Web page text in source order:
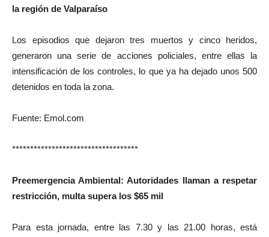
la región de Valparaíso
Los episodios que dejaron tres muertos y cinco heridos,
generaron una serie de acciones policiales, entre ellas la
intensificación de los controles, lo que ya ha dejado unos 500
detenidos en toda la zona.
Fuente: Emol.com
***********************************
Preemergencia Ambiental: Autoridades llaman a respetar
restricción, multa supera los $65 mil
Para esta jornada, entre las 7.30 y las 21.00 horas, está